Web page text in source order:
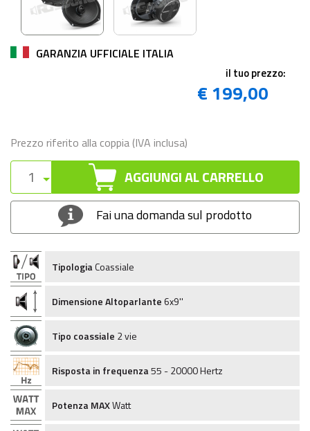
GARANZIA UFFICIALE ITALIA
il tuo prezzo:
€ 199,00
Prezzo riferito alla coppia (IVA inclusa)
AGGIUNGI AL CARRELLO
Fai una domanda sul prodotto
TipologiaCoassiale
Dimensione Altoparlante 6x9''
Tipo coassiale 2 vie
Risposta in frequenza55 - 20000 Hertz
Potenza MAXWatt